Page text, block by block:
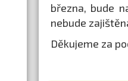
března, bude
nebude
Děkujeme za